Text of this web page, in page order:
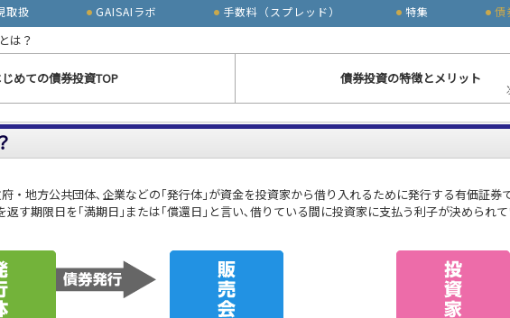
取扱 GAISAIラボ 手数料（スプレッド） 特集 債
は？
めての債券投資TOP 債券投資の特徴とメリット
・地方公共団体､企業などの｢発行体｣が資金を投資家から借り入れるために発行する有価証券
返す期限日を｢満期日｣または｢償還日｣と言い､借りている間に投資家に支払う利子が決められて